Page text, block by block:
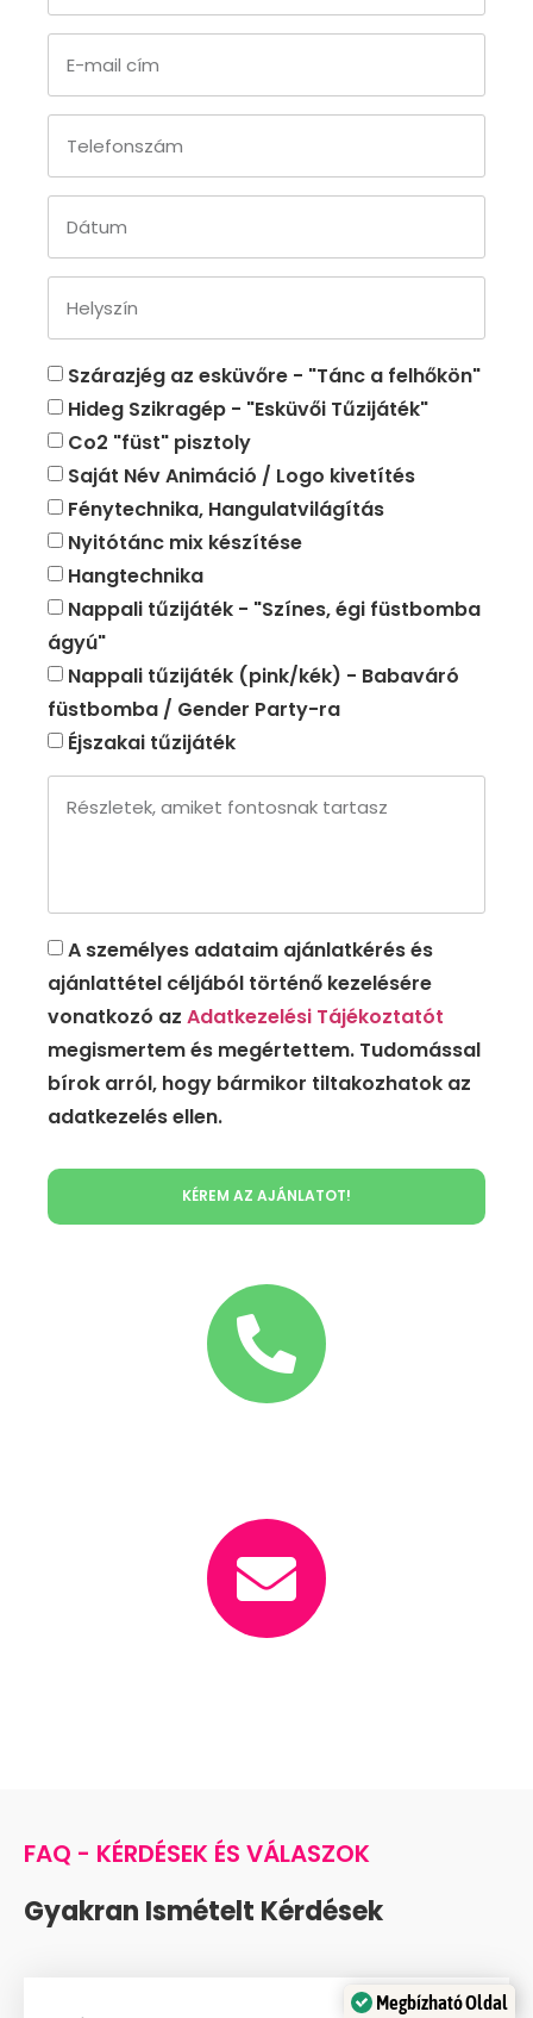
Szárazjég az esküvőre - "Tánc a felhőkön"
Hideg Szikragép - "Esküvői Tűzijáték"
Co2 "füst" pisztoly
Saját Név Animáció / Logo kivetítés
Fénytechnika, Hangulatvilágítás
Nyitótánc mix készítése
Hangtechnika
Nappali tűzijáték - "Színes, égi füstbomba
ágyú"
Nappali tűzijáték (pink/kék) - Babaváró
füstbomba / Gender Party-ra
Éjszakai tűzijáték
A személyes adataim ajánlatkérés és
ajánlattétel céljából történő kezelésére
vonatkozó az Adatkezelési Tájékoztatót
megismertem és megértettem. Tudomással
bírok arról, hogy bármikor tiltakozhatok az
adatkezelés ellen.
KÉREM AZ AJÁNLATOT!
FAQ - KÉRDÉSEK ÉS VÁLASZOK
Gyakran Ismételt Kérdések
Megbízható Oldal